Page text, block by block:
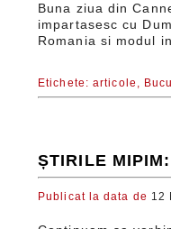
Buna ziua din
impartasesc cu
Romania si modul
Etichete: articole,
ȘTIRILE
Publicat la data de 12